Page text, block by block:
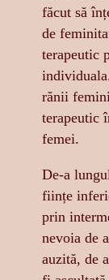
făcut să
de
terapeutic
rănii
terapeutic
femei.
De-a
ființe
prin
nevoia de
auzită, de